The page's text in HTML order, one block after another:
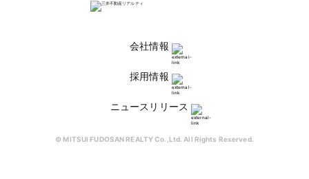
会社情報
採用情報
ニュースリリース
© MITSUI FUDOSAN REALTY Co.,Ltd. All Rights Reserved.